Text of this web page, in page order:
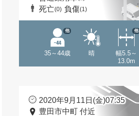
死亡(0) 負傷(1)
35～44歳
他
晴
幅5.5～
13.0m
他
2020年9月11日(金)07:35
豊田市中町 付近